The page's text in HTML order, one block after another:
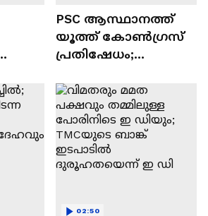
PSC ആസ്ഥാനത്ത്
യൂത്ത് കോൺഗ്രസ്
പ്രതിഷേധം;
തടയാൻ ശ്രമം |
Youth Congress
02:50